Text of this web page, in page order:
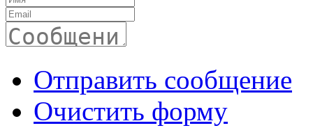
Отправить сообщение
Очистить форму